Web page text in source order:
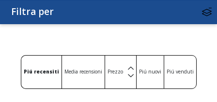
Filtra per
Piú recensiti Media recensioni Prezzo Piú nuovi Piú venduti